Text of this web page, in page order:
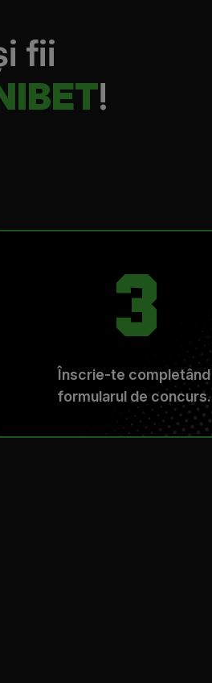
fii
!
3
Înscrie-te completând
formularul de concurs.